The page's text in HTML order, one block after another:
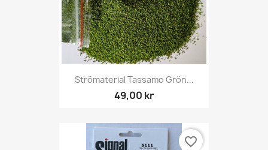
Strömaterial Tassamo Grön...
49,00 kr
favorite_border